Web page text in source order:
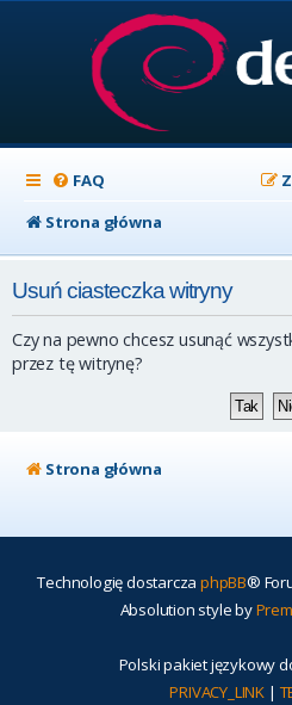
FAQ
Strona główna
Usuń ciasteczka witryny
Czy na pewno chcesz usunąć
przez tę witrynę?
Strona główna
Technologię dostarcza phpBB®
Absolution style by
Polski pakiet językowy
PRIVACY_LINK |